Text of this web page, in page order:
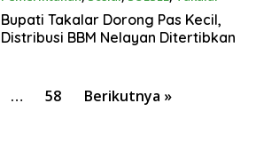
April 16, 2026
Bupati Takalar Dorong Pas Kecil,
Distribusi BBM Nelayan Ditertibkan
… 58 Berikutnya »